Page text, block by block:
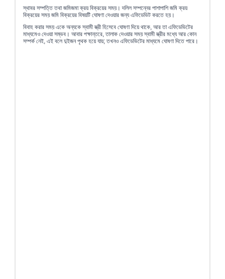
স্থাবর সম্পত্তি তথা জমিজমা ক্রয় বিক্রয়ের সময়। দলিল সম্পন্নের পাশাপাশি জমি ক্রয়
বিক্রয়ের সময় জমি বিক্রয়ের বিষয়টি ঘোষণা দেওয়ার জন্য এফিডেভিট করতে হয়।
বিবাহ করার সময় একে অন্যকে স্বামী স্ত্রী হিসেবে ঘোষণা দিয়ে থাকে, আর তা এফিডেভিটের
মাধ্যমেও দেওয়া সম্ভব। আবার পক্ষান্তরে, তালাক দেওয়ার সময় স্বামী স্ত্রীর মধ্যে আর কোন
সম্পর্ক নেই, এই বলে দুইজন পৃথক হয়ে যায়; তখনও এফিডেভিটের মাধ্যমে ঘোষণা দিতে পারে।